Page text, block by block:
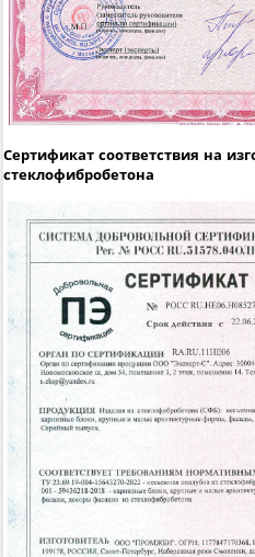
Сертификат соответствия на
стеклофибробетона